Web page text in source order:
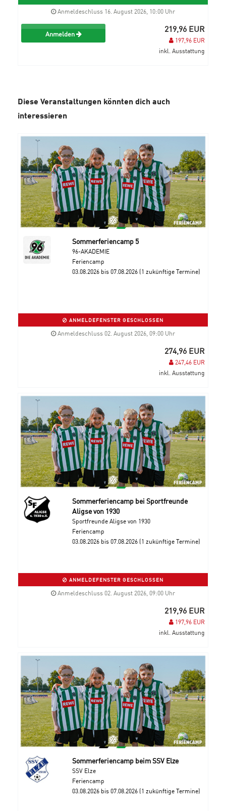
Anmeldeschluss 16. August 2026, 10:00 Uhr
Anmelden 219,96 EUR
197,96 EUR
inkl. Ausstattung
Diese Veranstaltungen könnten dich auch
interessieren
Sommerferiencamp 5
96-AKADEMIE
Feriencamp
03.08.2026 bis 07.08.2026 (1 zukünftige Termine)
ANMELDEFENSTER GESCHLOSSEN
Anmeldeschluss 02. August 2026, 09:00 Uhr
274,96 EUR
247,46 EUR
inkl. Ausstattung
Sommerferiencamp bei Sportfreunde
Aligse von 1930
Sportfreunde Aligse von 1930
Feriencamp
03.08.2026 bis 07.08.2026 (1 zukünftige Termine)
ANMELDEFENSTER GESCHLOSSEN
Anmeldeschluss 02. August 2026, 09:00 Uhr
219,96 EUR
197,96 EUR
inkl. Ausstattung
Sommerferiencamp beim SSV Elze
SSV Elze
Feriencamp
03.08.2026 bis 07.08.2026 (1 zukünftige Termine)